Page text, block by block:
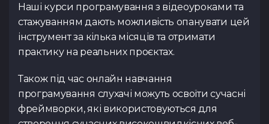
Наші курси програмування з відеоуроками та
стажуванням дають можливість опанувати цей
інструмент за кілька місяців та отримати
практику на реальних проєктах.
Також під час онлайн навчання
програмування слухачі можуть освоїти сучасні
фреймворки, які використовуються для